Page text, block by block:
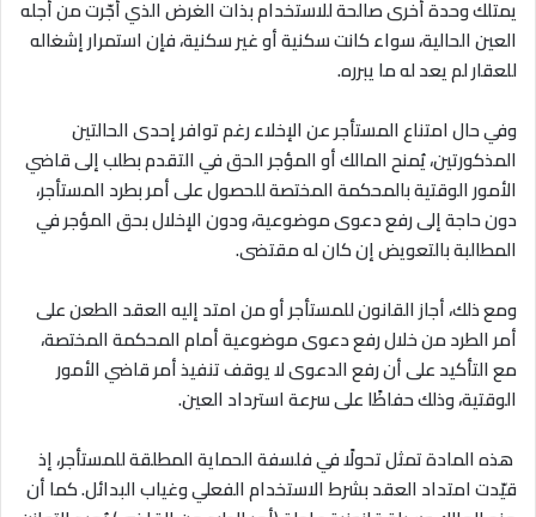
يمتلك وحدة أخرى صالحة للاستخدام بذات الغرض الذي أُجّرت من أجله
العين الحالية، سواء كانت سكنية أو غير سكنية، فإن استمرار إشغاله
للعقار لم يعد له ما يبرره.
وفي حال امتناع المستأجر عن الإخلاء رغم توافر إحدى الحالتين
المذكورتين، يُمنح المالك أو المؤجر الحق في التقدم بطلب إلى قاضي
الأمور الوقتية بالمحكمة المختصة للحصول على أمر بطرد المستأجر،
دون حاجة إلى رفع دعوى موضوعية، ودون الإخلال بحق المؤجر في
المطالبة بالتعويض إن كان له مقتضى.
ومع ذلك، أجاز القانون للمستأجر أو من امتد إليه العقد الطعن على
أمر الطرد من خلال رفع دعوى موضوعية أمام المحكمة المختصة،
مع التأكيد على أن رفع الدعوى لا يوقف تنفيذ أمر قاضي الأمور
الوقتية، وذلك حفاظًا على سرعة استرداد العين.
هذه المادة تمثل تحولًا في فلسفة الحماية المطلقة للمستأجر، إذ
قيّدت امتداد العقد بشرط الاستخدام الفعلي وغياب البدائل. كما أن